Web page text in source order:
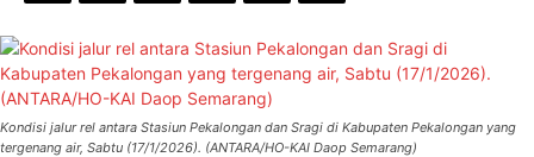
Kondisi jalur rel antara Stasiun Pekalongan dan Sragi di Kabupaten Pekalongan yang
tergenang air, Sabtu (17/1/2026). (ANTARA/HO-KAI Daop Semarang)